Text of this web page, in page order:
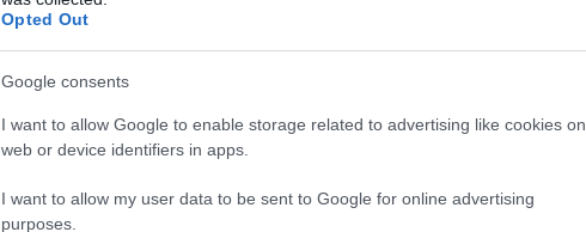
Opted Out
Google consents
I want to allow Google to enable storage related to advertising like cookies on
web or device identifiers in apps.
I want to allow my user data to be sent to Google for online advertising
purposes.